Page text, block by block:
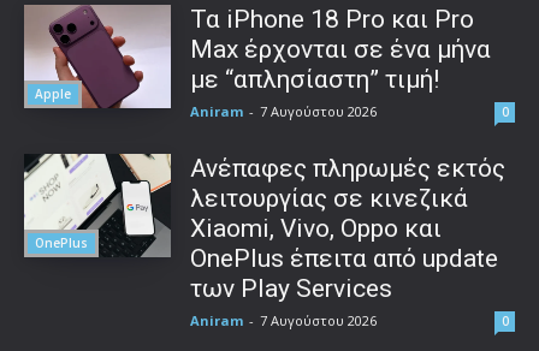
Apple
Τα iPhone 18 Pro και Pro
Max έρχονται σε ένα μήνα
με “απλησίαστη” τιμή!
Aniram - 7 Αυγούστου 2026 0
OnePlus
Ανέπαφες πληρωμές εκτός
λειτουργίας σε κινεζικά
Xiaomi, Vivo, Oppo και
OnePlus έπειτα από update
των Play Services
Aniram - 7 Αυγούστου 2026 0